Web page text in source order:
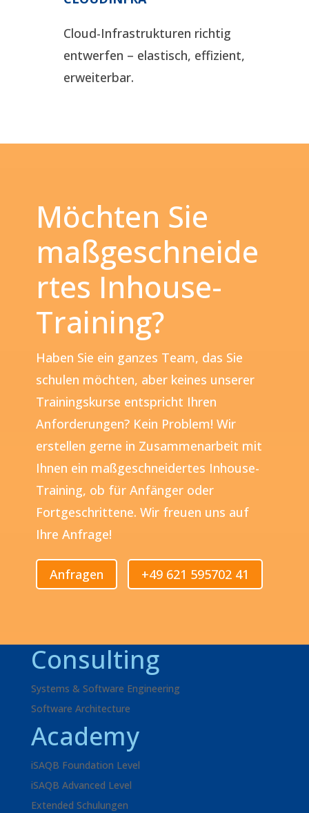
Cloud-Infrastrukturen richtig
entwerfen – elastisch, effizient,
erweiterbar.
Möchten Sie
maßgeschneide
rtes Inhouse-
Training?
Haben Sie ein ganzes Team, das Sie
schulen möchten, aber keines unserer
Trainingskurse entspricht Ihren
Anforderungen? Kein Problem! Wir
erstellen gerne in Zusammenarbeit mit
Ihnen ein maßgeschneidertes Inhouse-
Training, ob für Anfänger oder
Fortgeschrittene. Wir freuen uns auf
Ihre Anfrage!
Anfragen +49 621 595702 41
Consulting
Systems & Software Engineering
Software Architecture
Academy
iSAQB Foundation Level
iSAQB Advanced Level
Extended Schulungen